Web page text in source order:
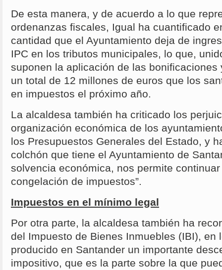
De esta manera, y de acuerdo a lo que
ordenanzas fiscales, Igual ha cuantificado
cantidad que el Ayuntamiento deja de
IPC en los tributos municipales, lo que,
suponen la aplicación de las bonificaciones
un total de 12 millones de euros que los
en impuestos el próximo año.
La alcaldesa también ha criticado los
organización económica de los
los Presupuestos Generales del Estado, y
colchón que tiene el Ayuntamiento de
solvencia económica, nos permite
congelación de impuestos”.
Impuestos en el mínimo legal
Por otra parte, la alcaldesa también ha
del Impuesto de Bienes Inmuebles (IBI), en
producido en Santander un importante
impositivo, que es la parte sobre la que